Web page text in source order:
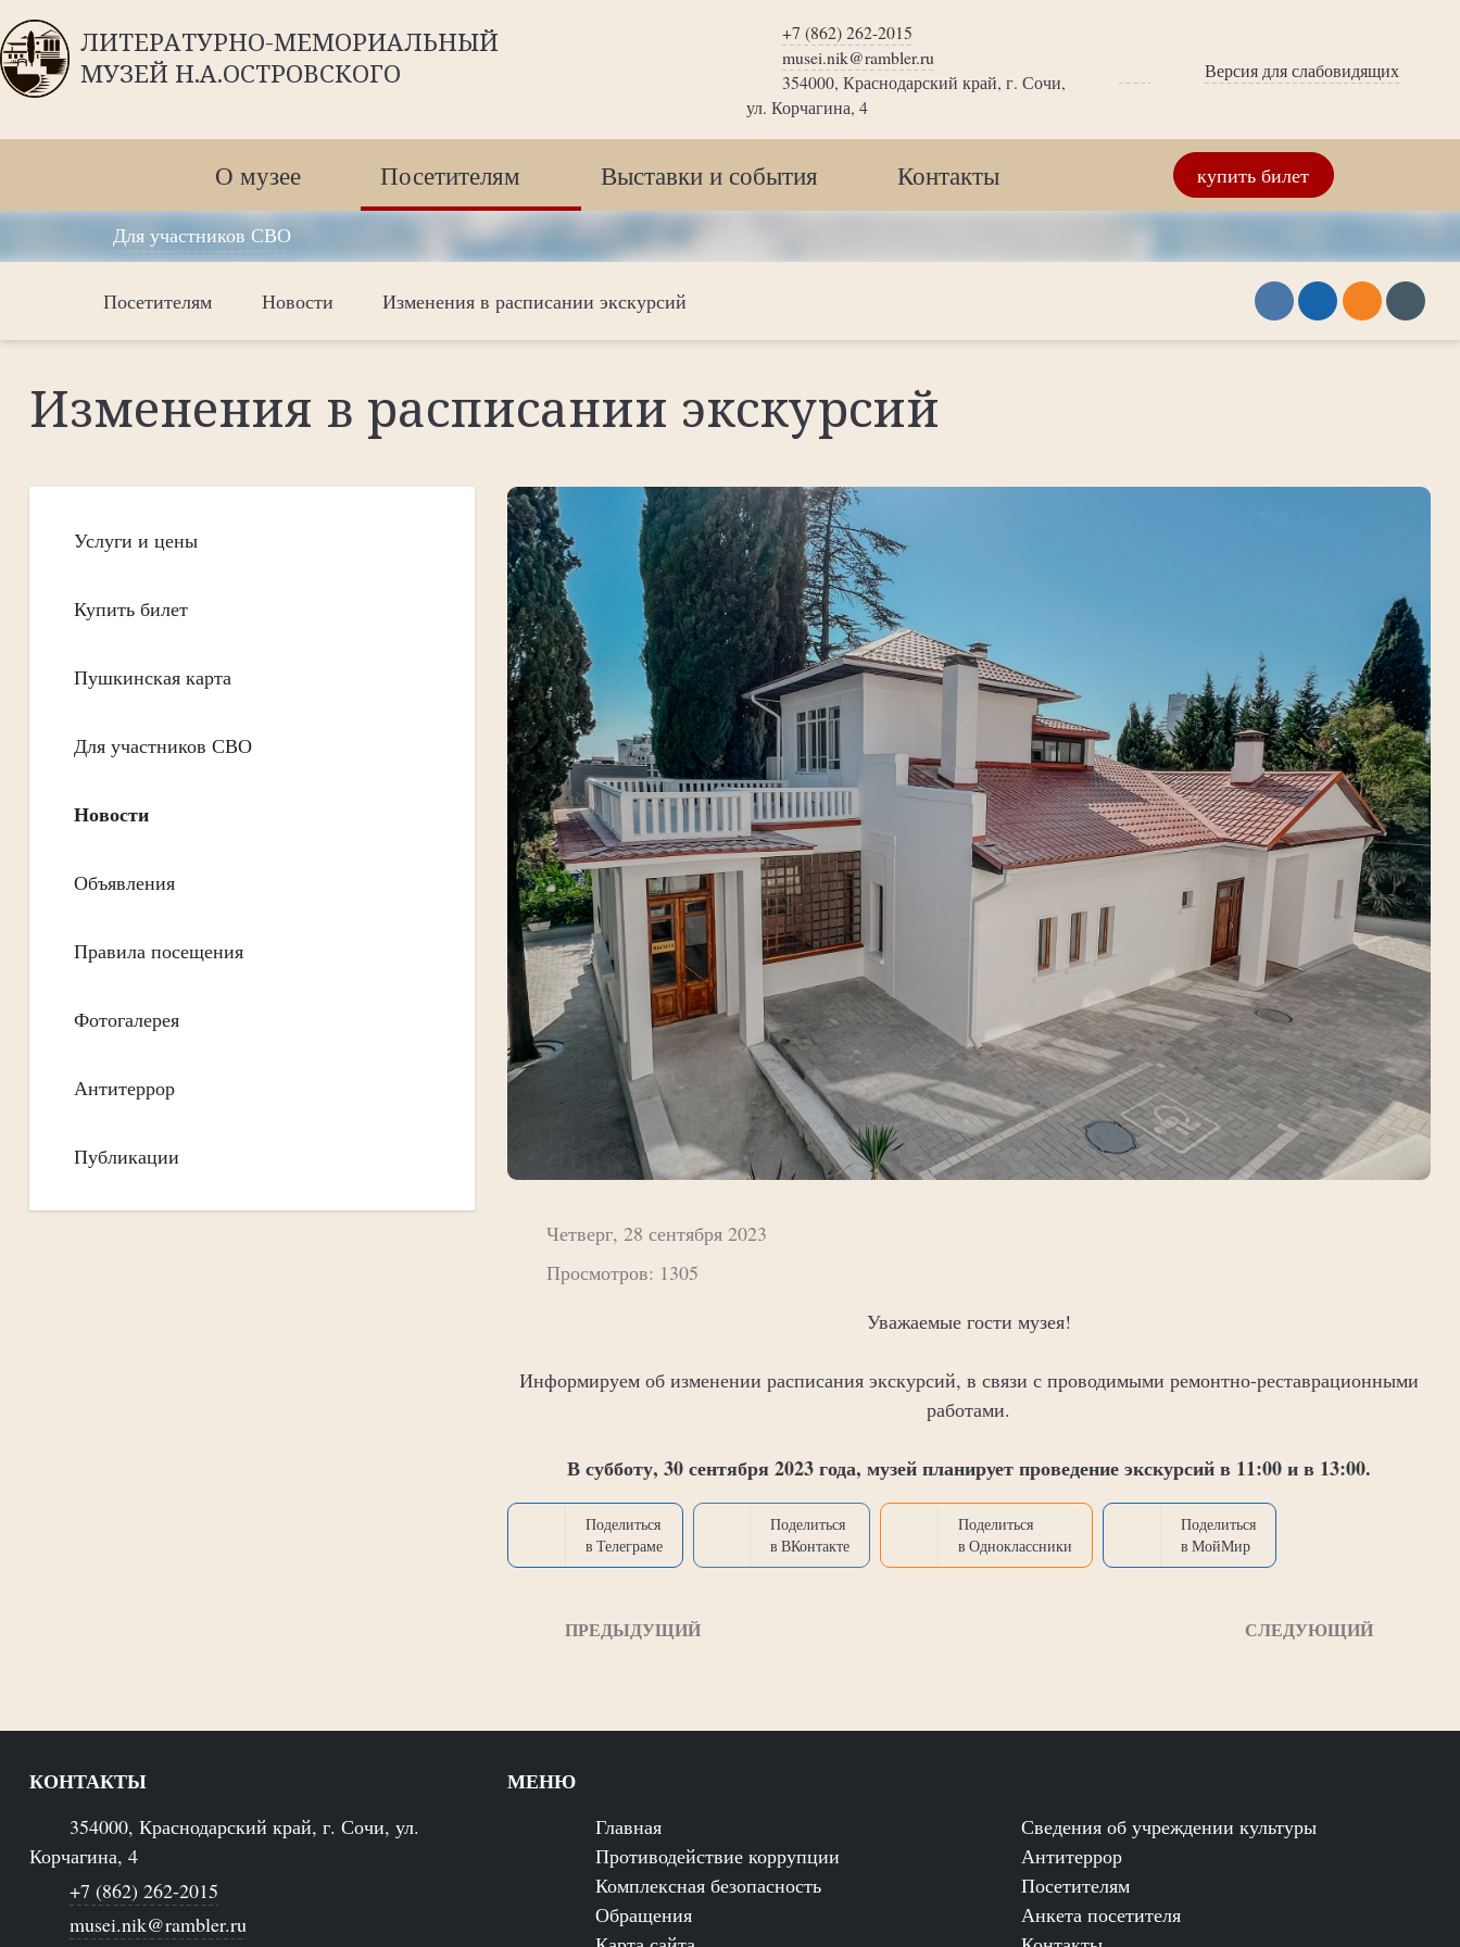
ЛИТЕРАТУРНО-МЕМОРИАЛЬНЫЙ
МУЗЕЙ Н.А.ОСТРОВСКОГО
+7 (862) 262-2015
musei.nik@rambler.ru
354000, Краснодарский край, г. Сочи,
ул. Корчагина, 4
Версия для слабовидящих
О музее Посетителям Выставки и события Контакты купить билет
Для участников СВО
Посетителям Новости Изменения в расписании экскурсий
Изменения в расписании экскурсий
Услуги и цены
Купить билет
Пушкинская карта
Для участников СВО
Новости
Объявления
Правила посещения
Фотогалерея
Антитеррор
Публикации
Четверг, 28 сентября 2023
Просмотров: 1305
Уважаемые гости музея!
Информируем об изменении расписания экскурсий, в связи с проводимыми ремонтно-реставрационными
работами.
В субботу, 30 сентября 2023 года, музей планирует проведение экскурсий в 11:00 и в 13:00.
Поделиться
в Телеграме
Поделиться
в ВКонтакте
Поделиться
в Одноклассники
Поделиться
в МойМир
ПРЕДЫДУЩИЙ СЛЕДУЮЩИЙ
КОНТАКТЫ
354000, Краснодарский край, г. Сочи, ул.
Корчагина, 4
+7 (862) 262-2015
musei.nik@rambler.ru
МЕНЮ
Главная
Сведения об учреждении культуры
Противодействие коррупции
Антитеррор
Комплексная безопасность
Посетителям
Обращения
Анкета посетителя